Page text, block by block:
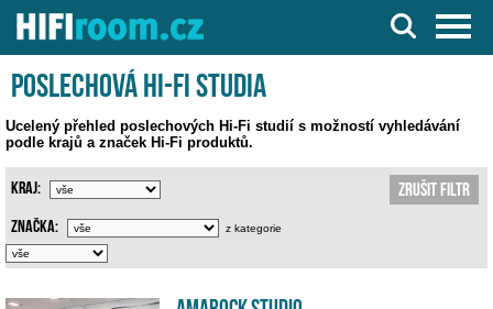
Server o Hi-Fi a AV technice
Poslechová Hi-Fi studia
Ucelený přehled poslechových Hi-Fi studií s možností vyhledávání
podle krajů a značek Hi-Fi produktů.
Zrušit filtr
Kraj:
Značka: z kategorie